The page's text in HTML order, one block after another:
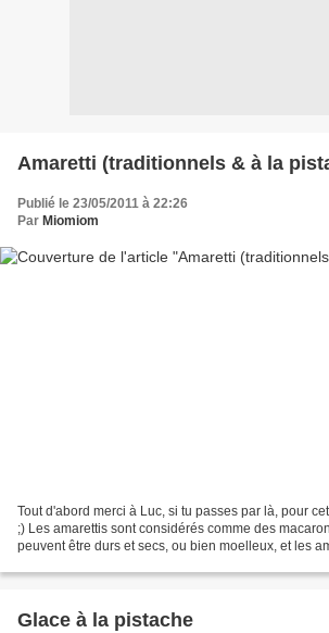
Amaretti (traditionnels & à la
Publié le 23/05/2011 à 22:26
Par Miomiom
Tout d'abord merci à Luc, si tu passes par là, pour
;) Les amarettis sont considérés comme des
peuvent être durs et secs, ou bien moelleux, et les
Glace à la pistache